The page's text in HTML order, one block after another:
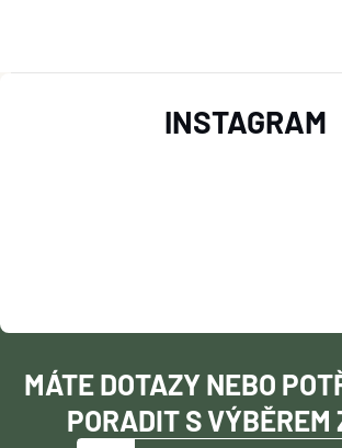
K
S
U
T
MÁTE DOTAZY NEBO
PORADIT S VÝBĚREM
INSTAGRAM